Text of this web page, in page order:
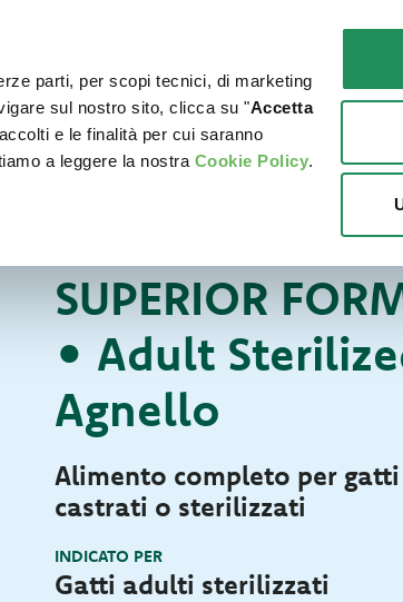
parti, per scopi tecnici, di marketing
sul nostro sito, clicca su "Accetta
e le finalità per cui saranno
a leggere la nostra Cookie Policy.
PER IL TUO GATTO DOVE ACQUISTARE
SUPERIOR
• Adult
Agnello
Alimento completo per
castrati o sterilizzati
INDICATO PER
Gatti adulti sterilizzati